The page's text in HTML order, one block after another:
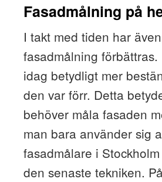
Fasadmålning på
I takt med tiden har
fasadmålning
idag betydligt mer
den var förr. Detta
behöver måla fasaden
man bara använder sig
fasadmålare i
den senaste tekniken.